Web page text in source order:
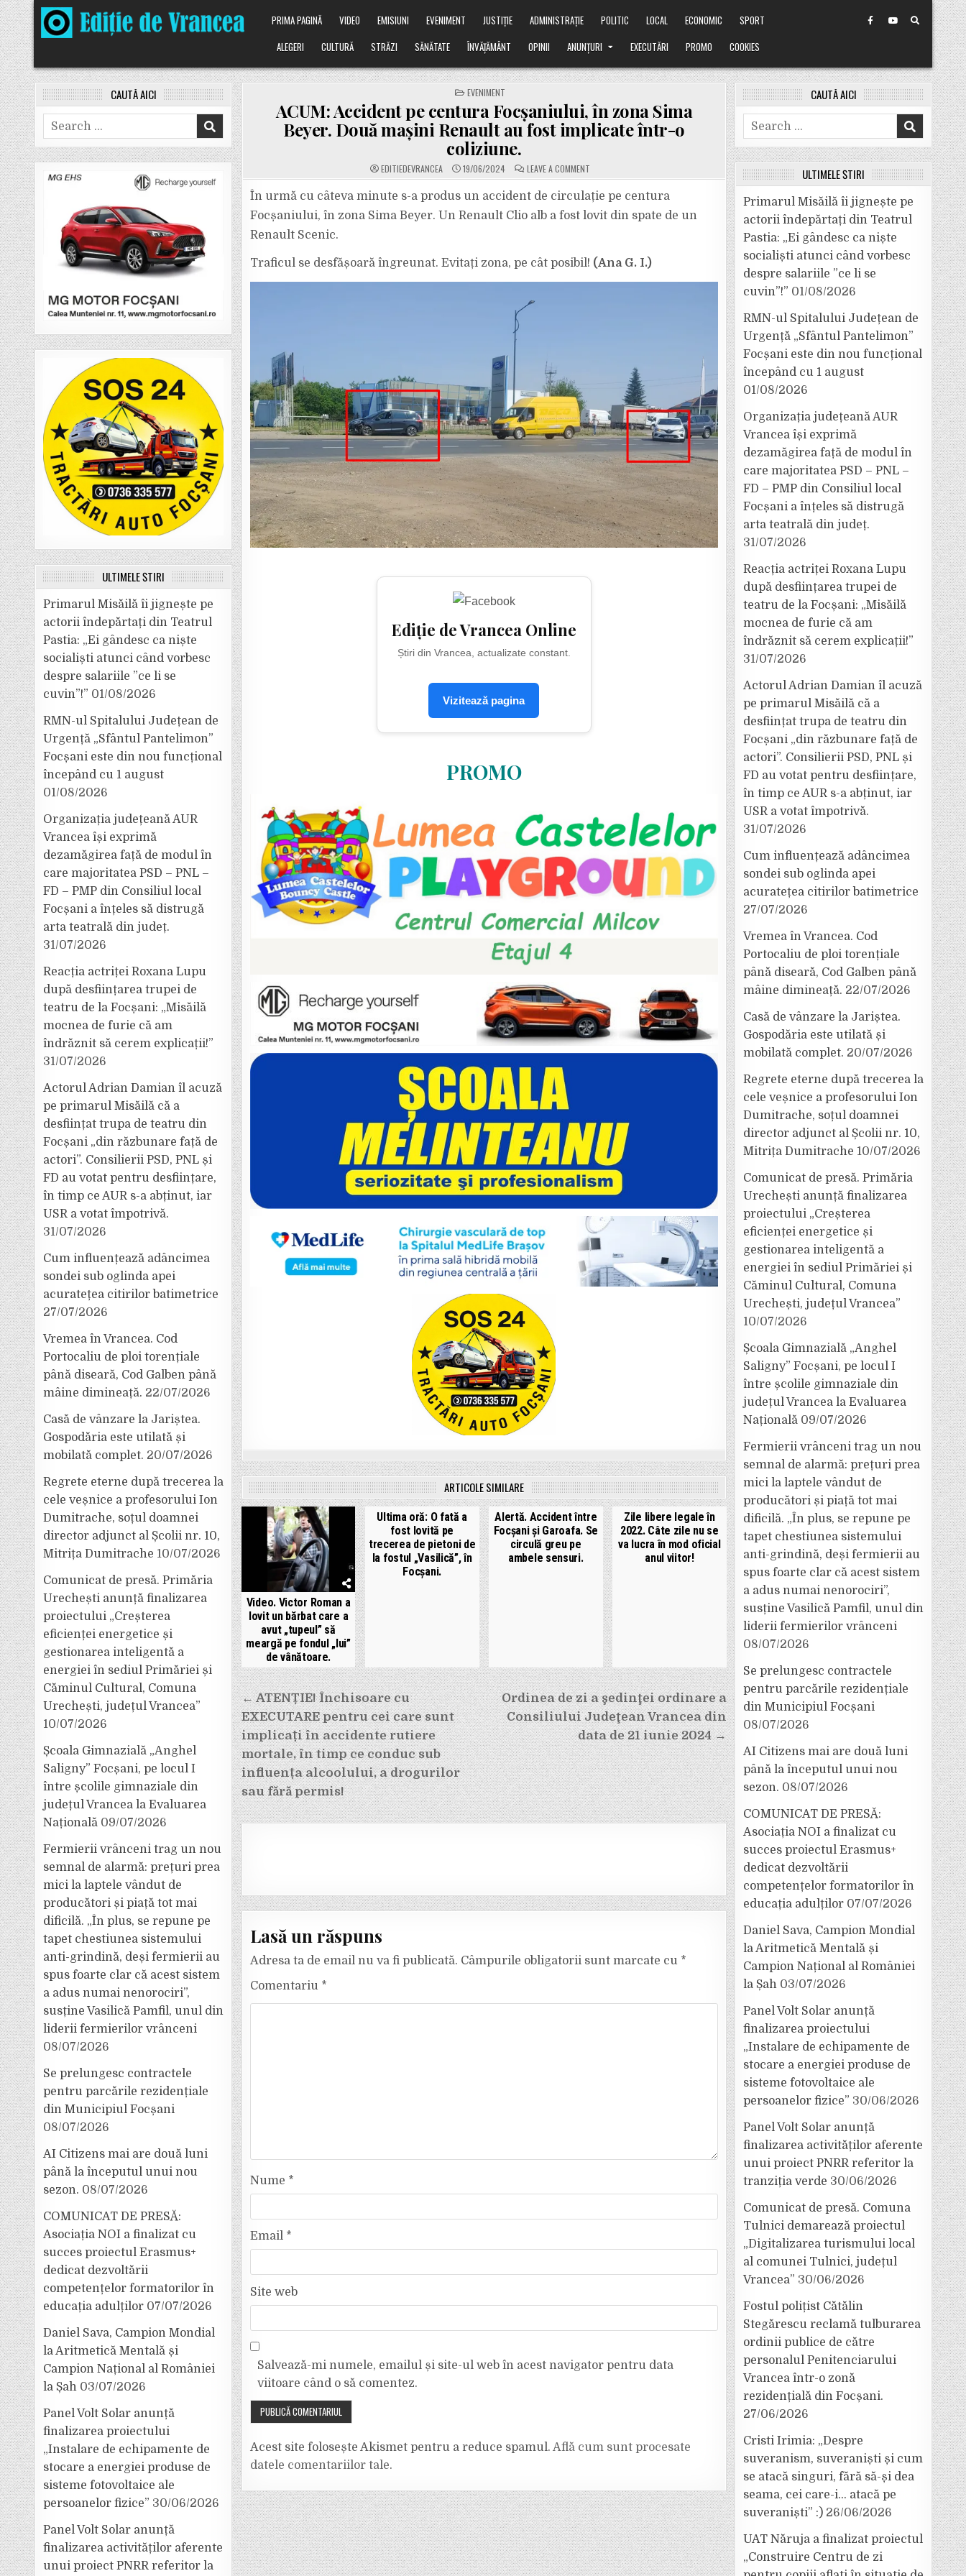
Skip
to
content
PRIMA PAGINĂ VIDEO EMISIUNI EVENIMENT JUSTIȚIE ADMINISTRAȚIE POLITIC LOCAL ECONOMIC
SPORT
ALEGERI
CULTURĂ STRĂZI SĂNĂTATE ÎNVĂȚĂMÂNT OPINII ANUNȚURI EXECUTĂRI PROMO COOKIES
POSTED
IN
EVENIMENT
ACUM: Accident pe centura Focșaniului, în zona Sima
Beyer. Două mașini Renault au fost implicate într-o
coliziune.
EDITIEDEVRANCEA 19/06/2024 LEAVE A COMMENT
ACUM:
PE
CENTURA
FOCȘANIULUI,
ÎN
DOUĂ
MAȘINI
RENAULT
AU
În urmă cu câteva minute s-a produs un accident de circulație pe centura
Focșaniului, în zona Sima Beyer. Un Renault Clio alb a fost lovit din spate de un
Renault Scenic.
Traficul se desfășoară îngreunat. Evitați zona, pe cât posibil! (Ana G. I.)
Ediție de Vrancea Online
Știri din Vrancea, actualizate constant.
Vizitează pagina
PROMO
ARTICOLE SIMILARE
Video. Victor Roman a
lovit un bărbat care a
avut „tupeul” să
meargă pe fondul „lui”
de vânătoare.
Ultima oră: O fată a
fost lovită pe
trecerea de pietoni de
la fostul „Vasilică”, în
Focșani.
Alertă. Accident între
Focșani și Garoafa. Se
circulă greu pe
ambele sensuri.
Zile libere legale în
2022. Câte zile nu se
va lucra în mod oficial
anul viitor!
Navigare
în
articole
Ordinea de zi a şedinţei ordinare a
Consiliului Judeţean Vrancea din
data de 21 iunie 2024 →
← ATENȚIE! Închisoare cu
EXECUTARE pentru cei care sunt
implicați în accidente rutiere
mortale, în timp ce conduc sub
influența alcoolului, a drogurilor
sau fără permis!
Lasă un răspuns
Adresa ta de email nu va fi publicată. Câmpurile obligatorii sunt marcate cu *
Comentariu *
Nume *
Email *
Site web
Salvează-mi numele, emailul și site-ul web în acest navigator pentru data
viitoare când o să comentez.
Acest site folosește Akismet pentru a reduce spamul. Află cum sunt procesate
datele comentariilor tale.
CAUTĂ AICI
Search
for:
ULTIMELE ȘTIRI
Primarul Misăilă îi jignește pe
actorii îndepărtați din Teatrul
Pastia: „Ei gândesc ca niște
socialiști atunci când vorbesc
despre salariile ”ce li se
cuvin”!” 01/08/2026
RMN-ul Spitalului Județean de
Urgență „Sfântul Pantelimon”
Focșani este din nou funcțional
începând cu 1 august
01/08/2026
Organizația județeană AUR
Vrancea își exprimă
dezamăgirea față de modul în
care majoritatea PSD – PNL –
FD – PMP din Consiliul local
Focșani a înțeles să distrugă
arta teatrală din județ.
31/07/2026
Reacția actriței Roxana Lupu
după desființarea trupei de
teatru de la Focșani: „Misăilă
mocnea de furie că am
îndrăznit să cerem explicații!”
31/07/2026
Actorul Adrian Damian îl acuză
pe primarul Misăilă că a
desființat trupa de teatru din
Focșani „din răzbunare față de
actori”. Consilierii PSD, PNL și
FD au votat pentru desființare,
în timp ce AUR s-a abținut, iar
USR a votat împotrivă.
31/07/2026
Cum influențează adâncimea
sondei sub oglinda apei
acuratețea citirilor batimetrice
27/07/2026
Vremea în Vrancea. Cod
Portocaliu de ploi torențiale
până diseară, Cod Galben până
mâine dimineață. 22/07/2026
Casă de vânzare la Jariștea.
Gospodăria este utilată și
mobilată complet. 20/07/2026
Regrete eterne după trecerea la
cele veșnice a profesorului Ion
Dumitrache, soțul doamnei
director adjunct al Școlii nr. 10,
Mitrița Dumitrache 10/07/2026
Comunicat de presă. Primăria
Urechești anunță finalizarea
proiectului „Creșterea
eficienței energetice și
gestionarea inteligentă a
energiei în sediul Primăriei și
Căminul Cultural, Comuna
Urechești, județul Vrancea”
10/07/2026
Școala Gimnazială „Anghel
Saligny” Focșani, pe locul I
între școlile gimnaziale din
județul Vrancea la Evaluarea
Națională 09/07/2026
Fermierii vrânceni trag un nou
semnal de alarmă: prețuri prea
mici la laptele vândut de
producători și piață tot mai
dificilă. „În plus, se repune pe
tapet chestiunea sistemului
anti-grindină, deși fermierii au
spus foarte clar că acest sistem
a adus numai nenorociri”,
susține Vasilică Pamfil, unul din
liderii fermierilor vrânceni
08/07/2026
Se prelungesc contractele
pentru parcările rezidențiale
din Municipiul Focșani
08/07/2026
AI Citizens mai are două luni
până la începutul unui nou
sezon. 08/07/2026
COMUNICAT DE PRESĂ:
Asociația NOI a finalizat cu
succes proiectul Erasmus+
dedicat dezvoltării
competențelor formatorilor în
educația adulților 07/07/2026
Daniel Sava, Campion Mondial
la Aritmetică Mentală și
Campion Național al României
la Șah 03/07/2026
Panel Volt Solar anunță
finalizarea proiectului
„Instalare de echipamente de
stocare a energiei produse de
sisteme fotovoltaice ale
persoanelor fizice” 30/06/2026
Panel Volt Solar anunță
finalizarea activităților aferente
unui proiect PNRR referitor la
CAUTĂ AICI
Search
for:
ULTIMELE ȘTIRI
Primarul Misăilă îi jignește pe
actorii îndepărtați din Teatrul
Pastia: „Ei gândesc ca niște
socialiști atunci când vorbesc
despre salariile ”ce li se
cuvin”!” 01/08/2026
RMN-ul Spitalului Județean de
Urgență „Sfântul Pantelimon”
Focșani este din nou funcțional
începând cu 1 august
01/08/2026
Organizația județeană AUR
Vrancea își exprimă
dezamăgirea față de modul în
care majoritatea PSD – PNL –
FD – PMP din Consiliul local
Focșani a înțeles să distrugă
arta teatrală din județ.
31/07/2026
Reacția actriței Roxana Lupu
după desființarea trupei de
teatru de la Focșani: „Misăilă
mocnea de furie că am
îndrăznit să cerem explicații!”
31/07/2026
Actorul Adrian Damian îl acuză
pe primarul Misăilă că a
desființat trupa de teatru din
Focșani „din răzbunare față de
actori”. Consilierii PSD, PNL și
FD au votat pentru desființare,
în timp ce AUR s-a abținut, iar
USR a votat împotrivă.
31/07/2026
Cum influențează adâncimea
sondei sub oglinda apei
acuratețea citirilor batimetrice
27/07/2026
Vremea în Vrancea. Cod
Portocaliu de ploi torențiale
până diseară, Cod Galben până
mâine dimineață. 22/07/2026
Casă de vânzare la Jariștea.
Gospodăria este utilată și
mobilată complet. 20/07/2026
Regrete eterne după trecerea la
cele veșnice a profesorului Ion
Dumitrache, soțul doamnei
director adjunct al Școlii nr. 10,
Mitrița Dumitrache 10/07/2026
Comunicat de presă. Primăria
Urechești anunță finalizarea
proiectului „Creșterea
eficienței energetice și
gestionarea inteligentă a
energiei în sediul Primăriei și
Căminul Cultural, Comuna
Urechești, județul Vrancea”
10/07/2026
Școala Gimnazială „Anghel
Saligny” Focșani, pe locul I
între școlile gimnaziale din
județul Vrancea la Evaluarea
Națională 09/07/2026
Fermierii vrânceni trag un nou
semnal de alarmă: prețuri prea
mici la laptele vândut de
producători și piață tot mai
dificilă. „În plus, se repune pe
tapet chestiunea sistemului
anti-grindină, deși fermierii au
spus foarte clar că acest sistem
a adus numai nenorociri”,
susține Vasilică Pamfil, unul din
liderii fermierilor vrânceni
08/07/2026
Se prelungesc contractele
pentru parcările rezidențiale
din Municipiul Focșani
08/07/2026
AI Citizens mai are două luni
până la începutul unui nou
sezon. 08/07/2026
COMUNICAT DE PRESĂ:
Asociația NOI a finalizat cu
succes proiectul Erasmus+
dedicat dezvoltării
competențelor formatorilor în
educația adulților 07/07/2026
Daniel Sava, Campion Mondial
la Aritmetică Mentală și
Campion Național al României
la Șah 03/07/2026
Panel Volt Solar anunță
finalizarea proiectului
„Instalare de echipamente de
stocare a energiei produse de
sisteme fotovoltaice ale
persoanelor fizice” 30/06/2026
Panel Volt Solar anunță
finalizarea activităților aferente
unui proiect PNRR referitor la
tranziția verde 30/06/2026
Comunicat de presă. Comuna
Tulnici demarează proiectul
„Digitalizarea turismului local
al comunei Tulnici, județul
Vrancea” 30/06/2026
Fostul polițist Cătălin
Stegărescu reclamă tulburarea
ordinii publice de către
personalul Penitenciarului
Vrancea într-o zonă
rezidențială din Focșani.
27/06/2026
Cristi Irimia: „Despre
suveranism, suveraniști și cum
se atacă singuri, fără să-și dea
seama, cei care-i… atacă pe
suveraniști” :) 26/06/2026
UAT Năruja a finalizat proiectul
„Construire Centru de zi